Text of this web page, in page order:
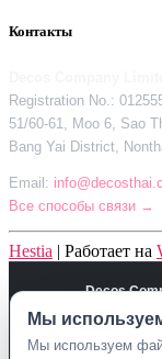
Контакты
Registration No.:
51/60-61, Moo 6, Sao
Bang Yai District,
Email:
Все способы связи →
Hestia | Работает на
Decos
51/60-61, Moo 6,
Мы
Мы используем